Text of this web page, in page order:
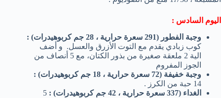
اليوم السادس :
وجبة الفطور (291 سعرة حرارية ، 28 جم كربوهيدرات)
:
كوب زبادي يقدم مع التوت الأزرق والعسل. و أضف
الية 2 ملعقة صغيرة من بذور الكتان، مع 5 أنصاف من
الجوز المفروم
وجبة خفيفة (72 سعرة حرارية ، 18 جم كربوهيدرات)
:
14 حبة من الكرز .
الغداء (337 سعرة حرارية ، 42 جم كربوهيدرات)
:
5